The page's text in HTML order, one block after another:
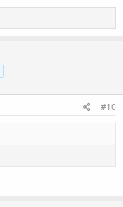
#10